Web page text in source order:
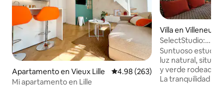
Apartamento en Vieux Lille Calificación promedio: 4.98 de
4.98 (263)
Mi apartamento en Lille
Villa en
SelectStudio:
terraza/
Suntuoso estudio
luz natural,
y verde rodeado
La tranquilidad